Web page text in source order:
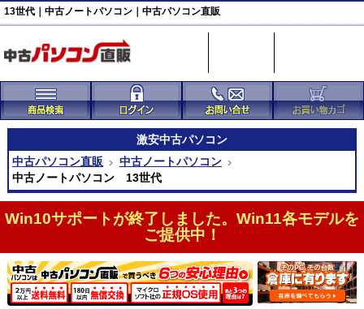
13世代｜中古ノートパソコン｜中古パソコン直販
激安中古パソコン
中古パソコン直販
中古ノートパソコン
中古ノートパソコン 13世代
Win10サポートが終了しました。Win11各モデルを
ご提供中！